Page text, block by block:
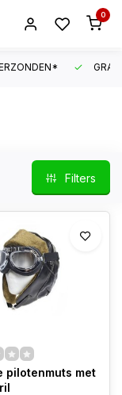
0
Filters
pilotenmuts met